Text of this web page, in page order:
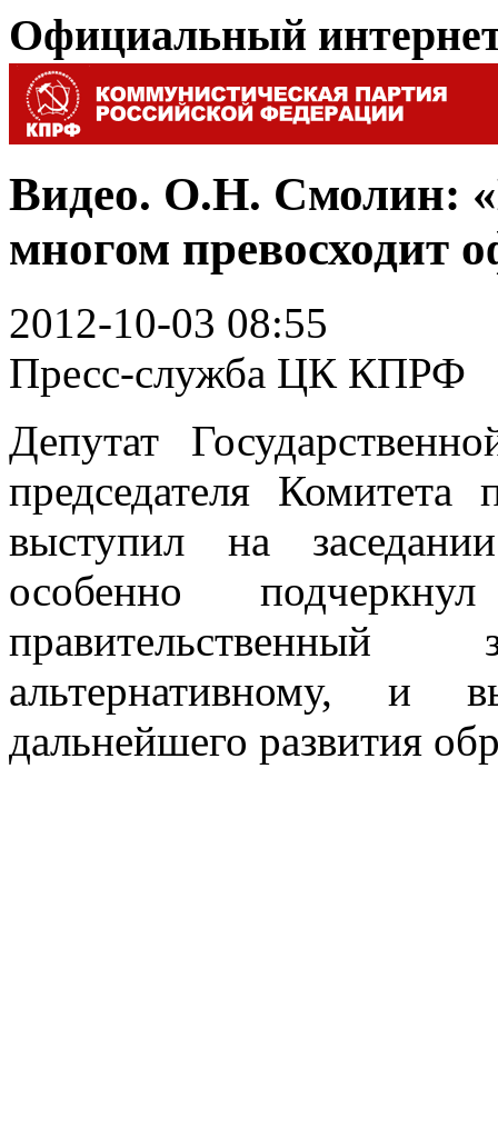
Официальный
Видео. О.Н. Смолин:
многом превосходит
2012-10-03 08:55
Пресс-служба ЦК КПРФ
Депутат
председателя
выступил на
особенно
правительственный
альтернативному, и
дальнейшего развития